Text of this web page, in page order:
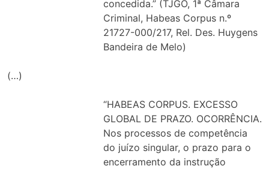
concedida.” (TJGO, 1ª Câmara
Criminal, Habeas Corpus n.º
21727-000/217, Rel. Des. Huygens
Bandeira de Melo)
(…)
“HABEAS CORPUS. EXCESSO
GLOBAL DE PRAZO. OCORRÊNCIA.
Nos processos de competência
do juízo singular, o prazo para o
encerramento da instrução